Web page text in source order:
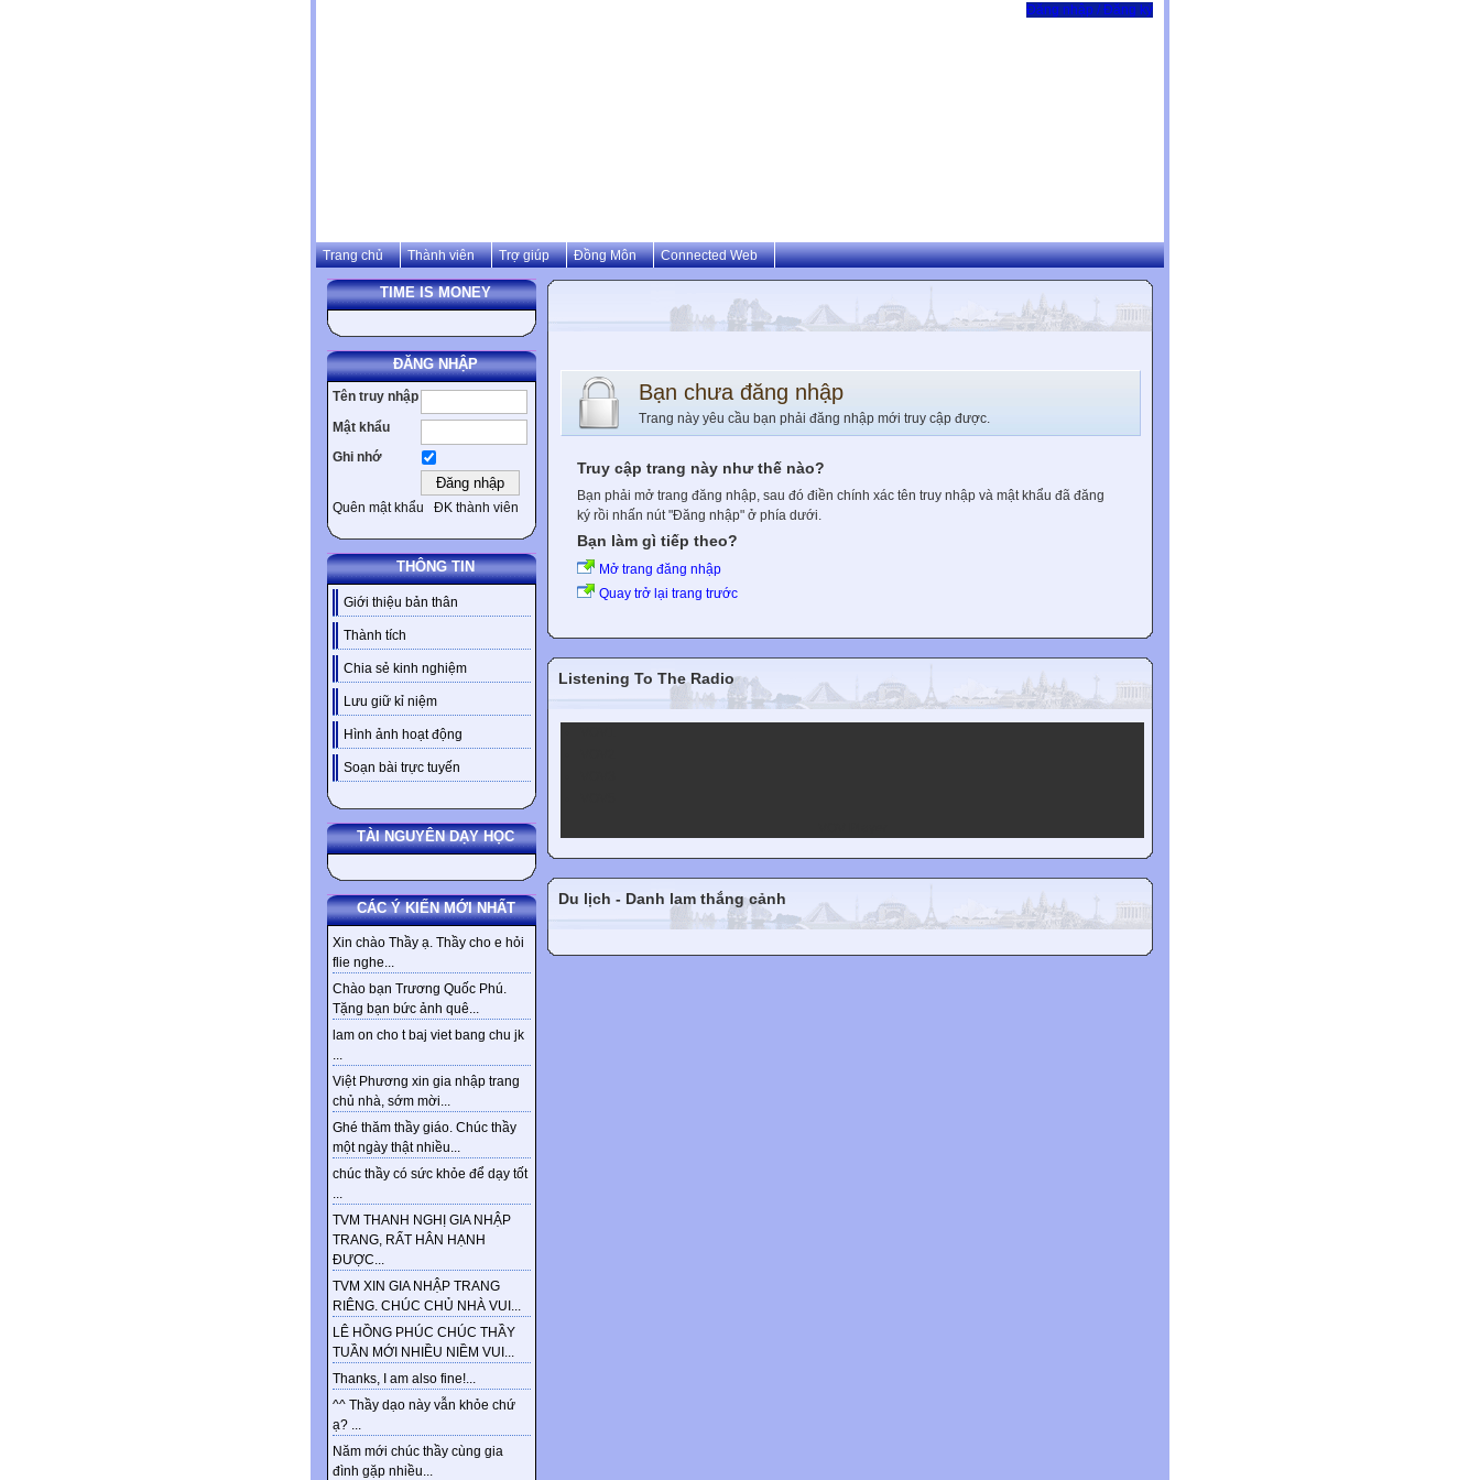
Đăng nhập / Đăng ký
Trang chủ Thành viên Trợ giúp Đồng Môn Connected Web
TIME IS MONEY
ĐĂNG NHẬP
Tên truy nhập
Mật khẩu
Ghi nhớ
Quên mật khẩu ĐK thành viên
THÔNG TIN
Giới thiệu bản thân
Thành tích
Chia sẻ kinh nghiệm
Lưu giữ kỉ niệm
Hình ảnh hoạt động
Soạn bài trực tuyến
TÀI NGUYÊN DẠY HỌC
CÁC Ý KIẾN MỚI NHẤT
Xin chào Thầy ạ. Thầy cho e hỏi
flie nghe...
Chào bạn Trương Quốc Phú.
Tặng bạn bức ảnh quê...
lam on cho t baj viet bang chu jk
...
Việt Phương xin gia nhập trang
chủ nhà, sớm mời...
Ghé thăm thầy giáo. Chúc thầy
một ngày thật nhiều...
chúc thầy có sức khỏe để dạy tốt
...
TVM THANH NGHỊ GIA NHẬP
TRANG, RẤT HÂN HẠNH
ĐƯỢC...
TVM XIN GIA NHẬP TRANG
RIÊNG. CHÚC CHỦ NHÀ VUI...
LÊ HỒNG PHÚC CHÚC THẦY
TUẦN MỚI NHIỀU NIỀM VUI...
Thanks, I am also fine!...
^^ Thầy dạo này vẫn khỏe chứ
ạ? ...
Năm mới chúc thầy cùng gia
đình gặp nhiều...
Bạn chưa đăng nhập
Trang này yêu cầu bạn phải đăng nhập mới truy cập được.
Truy cập trang này như thế nào?
Bạn phải mở trang đăng nhập, sau đó điền chính xác tên truy nhập và mật khẩu đã đăng
ký rồi nhấn nút "Đăng nhập" ở phía dưới.
Bạn làm gì tiếp theo?
Mở trang đăng nhập
Quay trở lại trang trước
Listening To The Radio
Du lịch - Danh lam thắng cảnh